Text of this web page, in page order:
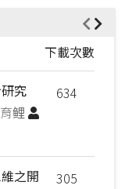
下載次數
634
究
鲤
305
之開